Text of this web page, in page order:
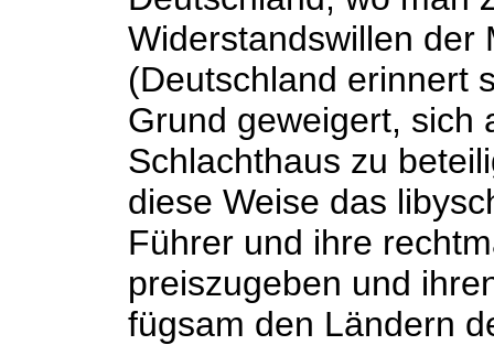
Widerstandswillen der
(Deutschland erinnert
Grund geweigert, sich
Schlachthaus zu
diese Weise das
Führer und ihre
preiszugeben und
fügsam den Ländern